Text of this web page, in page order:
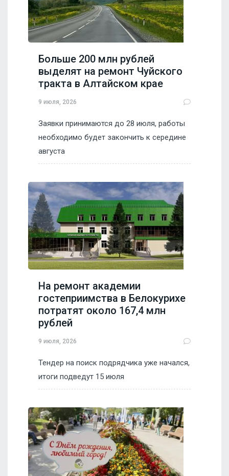
Больше 200 млн рублей
выделят на ремонт Чуйского
тракта в Алтайском крае
9 июля, 2026
Заявки принимаются до 28 июля, работы
необходимо будет закончить к середине
августа
На ремонт академии
гостеприимства в Белокурихе
потратят около 167,4 млн
рублей
9 июля, 2026
Тендер на поиск подрядчика уже начался,
итоги подведут 15 июля